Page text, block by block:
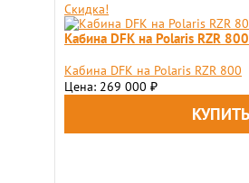
Скидка!
Кабина DFK на Polaris RZR 800
Кабина DFK на Polaris RZR 800
Цена: 269 000 ₽